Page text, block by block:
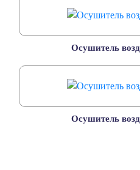
Осушитель
Осушитель